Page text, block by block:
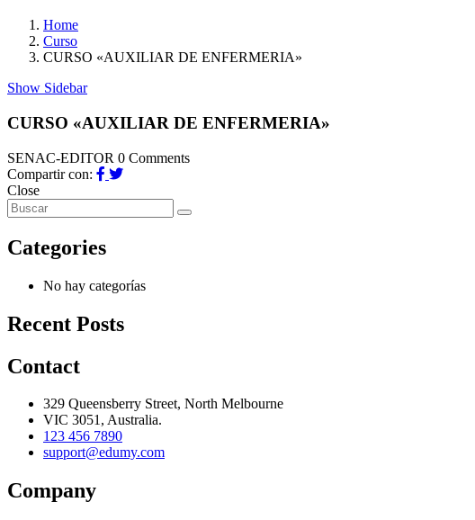
Home
Curso
CURSO «AUXILIAR DE ENFERMERIA»
Show Sidebar
CURSO «AUXILIAR DE ENFERMERIA»
SENAC-EDITOR 0 Comments
Compartir con:
Close
Categories
No hay categorías
Recent Posts
Contact
329 Queensberry Street, North Melbourne
VIC 3051, Australia.
123 456 7890
support@edumy.com
Company